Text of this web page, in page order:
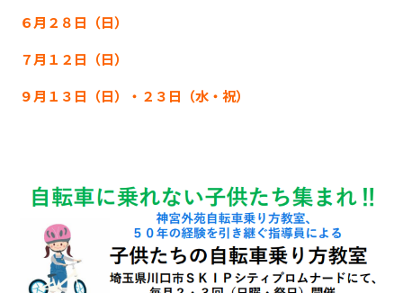
６月２８日（日）
７月１２日（日）
９月１３日（日）・２３日（水・祝）